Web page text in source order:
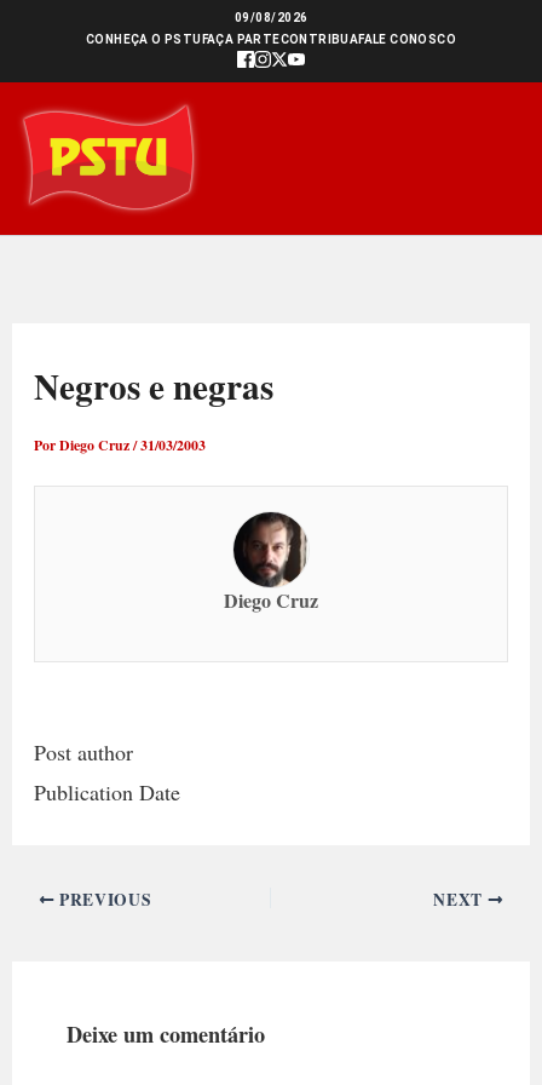
conteúdo
09/08/2026
CONHEÇA O PSTU FAÇA PARTECONTRIBUAFALE CONOSCO
Negros e negras
PorDiego Cruz/31/03/2003
Diego Cruz
Post author
Publication Date
PREVIOUS NEXT
Deixe um comentário